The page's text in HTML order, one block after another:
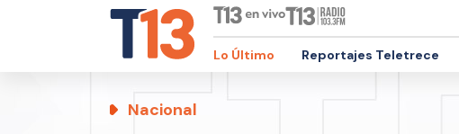
Lo Último Reportajes Teletrece
Nacional